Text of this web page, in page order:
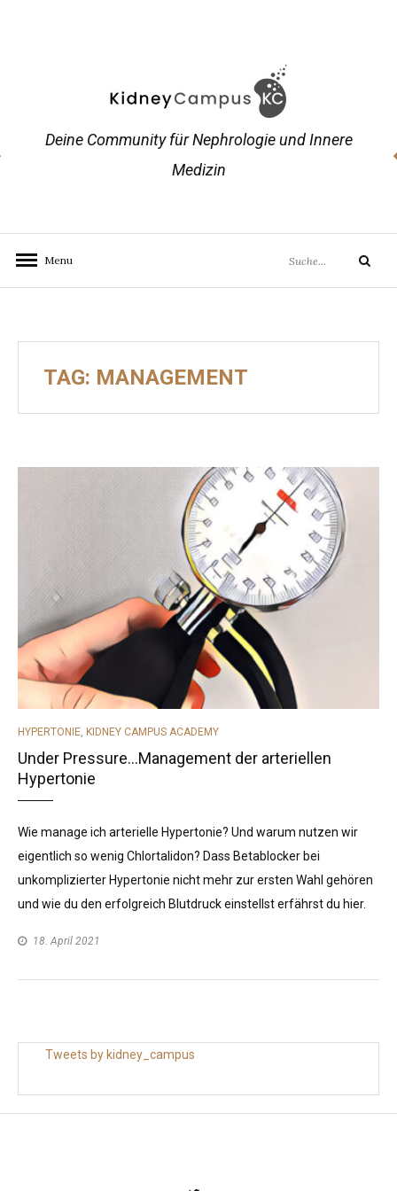
Deine Community für Nephrologie und Innere
Medizin
Menu
Search
Search
TAG: MANAGEMENT
CATEGORIES
HYPERTONIE KIDNEY CAMPUS ACADEMY
Under Pressure…Management der arteriellen
Hypertonie
Wie manage ich arterielle Hypertonie? Und warum nutzen wir
eigentlich so wenig Chlortalidon? Dass Betablocker bei
unkomplizierter Hypertonie nicht mehr zur ersten Wahl gehören
und wie du den erfolgreich Blutdruck einstellst erfährst du hier.
18. April 2021
Tweets by kidney_campus